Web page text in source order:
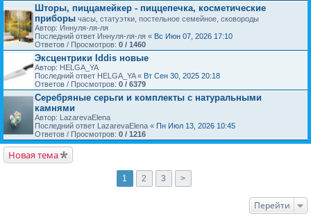
Шторы, пиццамейкер - пиццепечка, косметические
приборы часы, статуэтки, постельное семейное, сковороды
Автор: Иннуля-ля-ля
Последний ответ Иннуля-ля-ля « Вс Июн 07, 2026 17:10
Ответов / Просмотров: 0 / 1460
Эксцентрики Iddis новые
Автор: HELGA_YA
Последний ответ HELGA_YA « Вт Сен 30, 2025 20:18
Ответов / Просмотров: 0 / 6379
Серебряные серьги и комплекты с натуральными
камнями
Автор: LazarevaElena
Последний ответ LazarevaElena « Пн Июл 13, 2026 10:45
Ответов / Просмотров: 0 / 1216
Новая тема
1 2 3 >
Перейти